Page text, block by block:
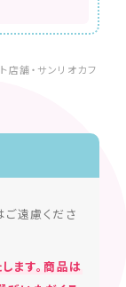
店舗・サンリオカフ
遠慮くださ
ます。商品は